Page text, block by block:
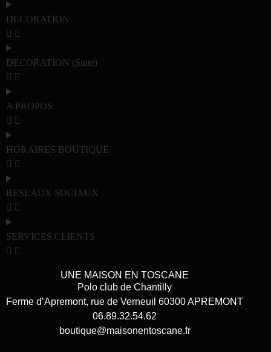
DECORATION
DECORATION (Suite)
A PROPOS
HORAIRES BOUTIQUE
RESEAUX SOCIAUX
SERVICES CLIENTS
UNE MAISON EN TOSCANE
Polo club de Chantilly
Ferme d’Apremont, rue de Verneuil 60300 APREMONT
06.89.32.54.62
boutique@maisonentoscane.fr